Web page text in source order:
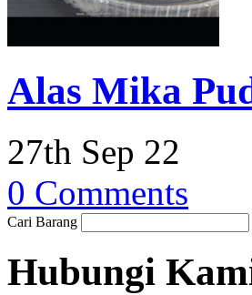
Alas Mika
27th Sep 22
0 Comments
Cari Barang
Hubungi